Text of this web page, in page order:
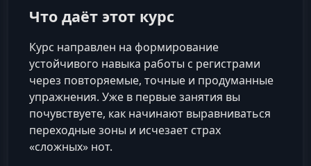
Что даёт этот курс
Курс направлен на формирование
устойчивого навыка работы с регистрами
через повторяемые, точные и продуманные
упражнения. Уже в первые занятия вы
почувствуете, как начинают выравниваться
переходные зоны и исчезает страх
«сложных» нот.